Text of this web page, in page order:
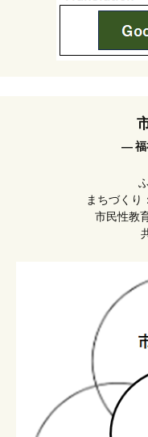
― 福
ふ
まちづくり
市民性教